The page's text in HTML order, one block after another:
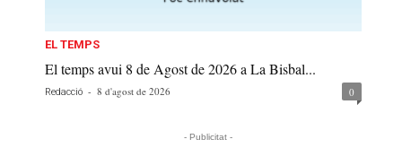
EL TEMPS
El temps avui 8 de Agost de 2026 a La Bisbal...
Redacció - 8 d'agost de 2026 0
- Publicitat -